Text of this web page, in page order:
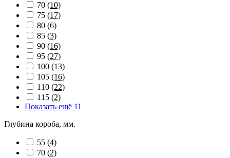
70 (10)
75 (17)
80 (6)
85 (3)
90 (16)
95 (27)
100 (13)
105 (16)
110 (22)
115 (2)
Показать ещё 11
Глубина короба, мм.
55 (4)
70 (2)